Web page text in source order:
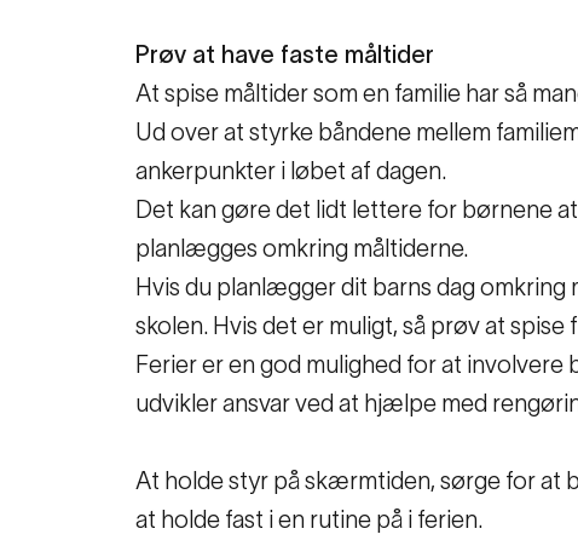
Prøv at have faste måltider
At spise måltider som en familie har så
Ud over at styrke båndene mellem
ankerpunkter i løbet af dagen.
Det kan gøre det lidt lettere for børnene
planlægges omkring måltiderne.
Hvis du planlægger dit barns dag omkring
skolen. Hvis det er muligt, så prøv at
Ferier er en god mulighed for at
udvikler ansvar ved at hjælpe med
At holde styr på skærmtiden, sørge for at
at holde fast i en rutine på i ferien.